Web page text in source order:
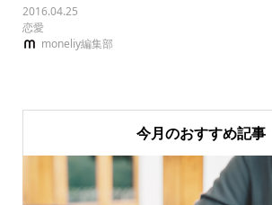
2016.04.25
恋愛
moneliy編集部
今月のおすすめ記事